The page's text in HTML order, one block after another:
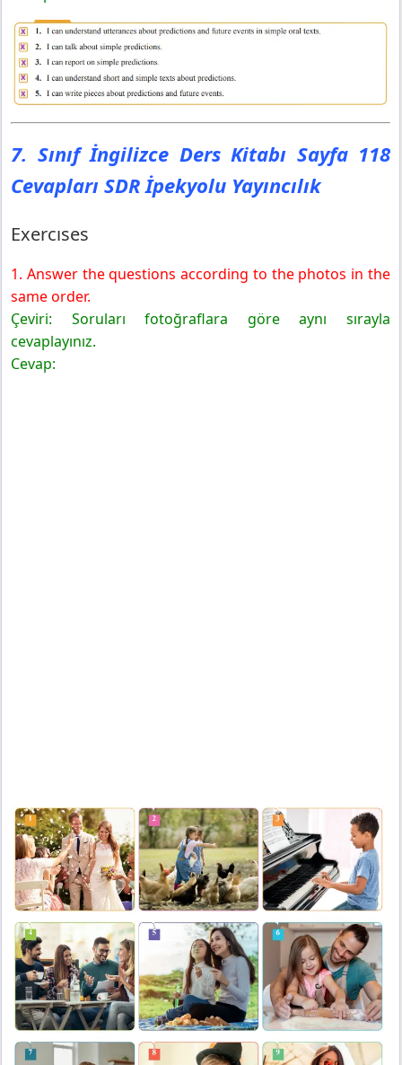
7. Sınıf İngilizce Ders Kitabı Sayfa 118
Cevapları SDR İpekyolu Yayıncılık
Exercıses
1. Answer the questions according to the photos in the
same order.
Çeviri: Soruları fotoğraflara göre aynı sırayla
cevaplayınız.
Cevap: